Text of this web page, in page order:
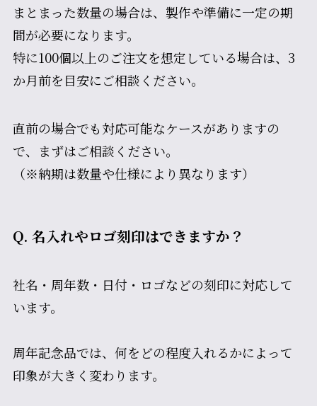
まとまった数量の場合は、製作や準備に一定の期
間が必要になります。
特に100個以上のご注文を想定している場合は、3
か月前を目安にご相談ください。
直前の場合でも対応可能なケースがありますの
で、まずはご相談ください。
（※納期は数量や仕様により異なります）
Q. 名入れやロゴ刻印はできますか？
社名・周年数・日付・ロゴなどの刻印に対応して
います。
周年記念品では、何をどの程度入れるかによって
印象が大きく変わります。